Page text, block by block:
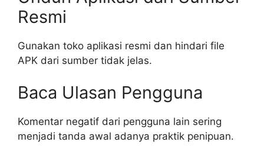
Resmi
Gunakan toko aplikasi resmi dan hindari file
APK dari sumber tidak jelas.
Baca Ulasan Pengguna
Komentar negatif dari pengguna lain sering
menjadi tanda awal adanya praktik penipuan.